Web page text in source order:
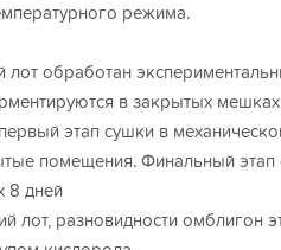
режима.
лот обработан
в закрытых
этап сушки в
помещения. Финальный этап
8 дней
лот, разновидности омблигон